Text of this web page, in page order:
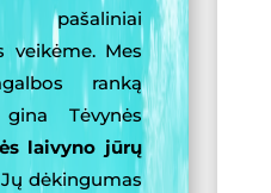
pašaliniai
veikėme. Mes
ranką
Tėvynės
laivyno jūrų
Jų dėkingumas